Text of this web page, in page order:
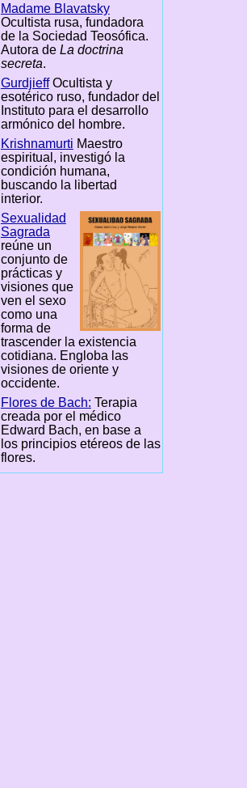
Madame Blavatsky
Ocultista rusa, fundadora
de la Sociedad Teosófica.
Autora de La doctrina
secreta.
GurdjieffOcultista y
esotérico ruso, fundador del
Instituto para el desarrollo
armónico del hombre.
Krishnamurti Maestro
espiritual, investigó la
condición humana,
buscando la libertad
interior.
Sexualidad
Sagrada
reúne un
conjunto de
prácticas y
visiones que
ven el sexo
como una
forma de
trascender la existencia
cotidiana. Engloba las
visiones de oriente y
occidente.
Flores de Bach: Terapia
creada por el médico
Edward Bach, en base a
los principios etéreos de las
flores.